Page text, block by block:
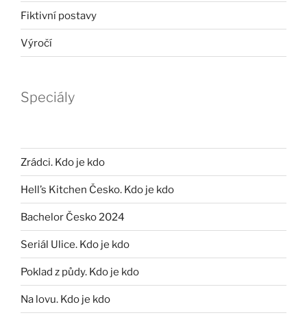
Fiktivní postavy
Výročí
Speciály
Zrádci. Kdo je kdo
Hell’s Kitchen Česko. Kdo je kdo
Bachelor Česko 2024
Seriál Ulice. Kdo je kdo
Poklad z půdy. Kdo je kdo
Na lovu. Kdo je kdo